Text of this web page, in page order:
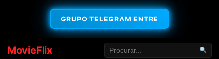
GRUPO TELEGRAM ENTRE
MovieFlix